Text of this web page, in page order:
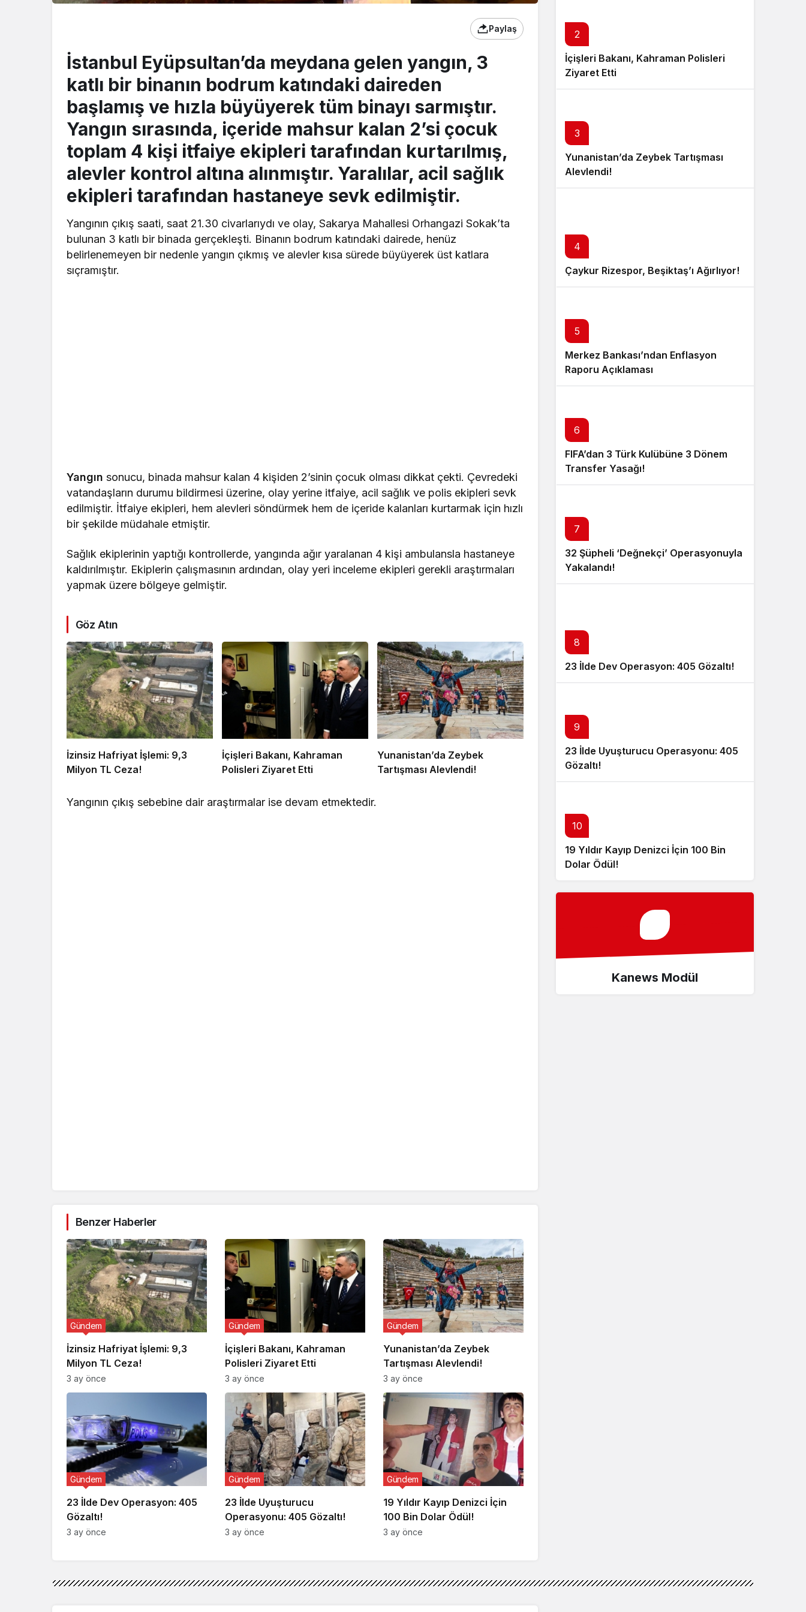
Paylaş
İstanbul Eyüpsultan’da meydana gelen yangın, 3
katlı bir binanın bodrum katındaki daireden
başlamış ve hızla büyüyerek tüm binayı sarmıştır.
Yangın sırasında, içeride mahsur kalan 2’si çocuk
toplam 4 kişi itfaiye ekipleri tarafından kurtarılmış,
alevler kontrol altına alınmıştır. Yaralılar, acil sağlık
ekipleri tarafından hastaneye sevk edilmiştir.
Yangının çıkış saati, saat 21.30 civarlarıydı ve olay, Sakarya Mahallesi Orhangazi Sokak’ta
bulunan 3 katlı bir binada gerçekleşti. Binanın bodrum katındaki dairede, henüz
belirlenemeyen bir nedenle yangın çıkmış ve alevler kısa sürede büyüyerek üst katlara
sıçramıştır.
Yangın sonucu, binada mahsur kalan 4 kişiden 2’sinin çocuk olması dikkat çekti. Çevredeki
vatandaşların durumu bildirmesi üzerine, olay yerine itfaiye, acil sağlık ve polis ekipleri sevk
edilmiştir. İtfaiye ekipleri, hem alevleri söndürmek hem de içeride kalanları kurtarmak için hızlı
bir şekilde müdahale etmiştir.
Sağlık ekiplerinin yaptığı kontrollerde, yangında ağır yaralanan 4 kişi ambulansla hastaneye
kaldırılmıştır. Ekiplerin çalışmasının ardından, olay yeri inceleme ekipleri gerekli araştırmaları
yapmak üzere bölgeye gelmiştir.
Göz Atın
İzinsiz Hafriyat İşlemi: 9,3
Milyon TL Ceza!
İçişleri Bakanı, Kahraman
Polisleri Ziyaret Etti
Yunanistan’da Zeybek
Tartışması Alevlendi!
Yangının çıkış sebebine dair araştırmalar ise devam etmektedir.
Benzer Haberler
İzinsiz Hafriyat İşlemi: 9,3
Milyon TL Ceza!
Gündem
3 ay önce
İçişleri Bakanı, Kahraman
Polisleri Ziyaret Etti
Gündem
3 ay önce
Yunanistan’da Zeybek
Tartışması Alevlendi!
Gündem
3 ay önce
23 İlde Dev Operasyon: 405
Gözaltı!
Gündem
3 ay önce
23 İlde Uyuşturucu
Operasyonu: 405 Gözaltı!
Gündem
3 ay önce
19 Yıldır Kayıp Denizci İçin
100 Bin Dolar Ödül!
Gündem
3 ay önce
2
İçişleri Bakanı, Kahraman Polisleri
Ziyaret Etti
3
Yunanistan’da Zeybek Tartışması
Alevlendi!
4
Çaykur Rizespor, Beşiktaş’ı Ağırlıyor!
5
Merkez Bankası’ndan Enflasyon
Raporu Açıklaması
6
FIFA’dan 3 Türk Kulübüne 3 Dönem
Transfer Yasağı!
7
32 Şüpheli ‘Değnekçi’ Operasyonuyla
Yakalandı!
8
23 İlde Dev Operasyon: 405 Gözaltı!
9
23 İlde Uyuşturucu Operasyonu: 405
Gözaltı!
10
19 Yıldır Kayıp Denizci İçin 100 Bin
Dolar Ödül!
Kanews Modül